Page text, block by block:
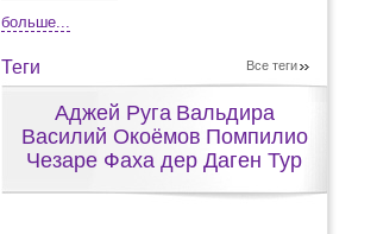
больше...
Теги Все теги
Аджей Руга Вальдира
Василий Окоёмов Помпилио
Чезаре Фаха дер Даген Тур